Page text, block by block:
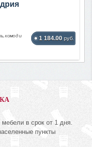
комод и
1 184.00 руб.
в срок от 1 дня.
пункты